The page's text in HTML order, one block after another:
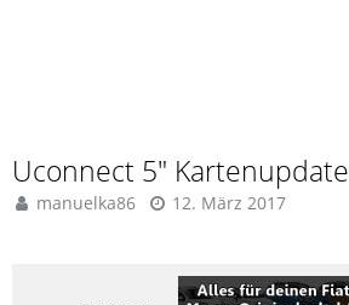
Uconnect 5" Kartenupdate
manuelka86 12. März 2017